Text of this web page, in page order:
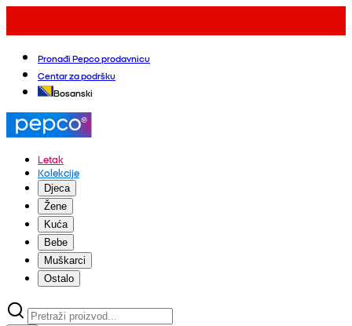
Pronađi Pepco prodavnicu
Centar za podršku
Bosanski
Letak
Kolekcije
Djeca
Žene
Kuća
Bebe
Muškarci
Ostalo